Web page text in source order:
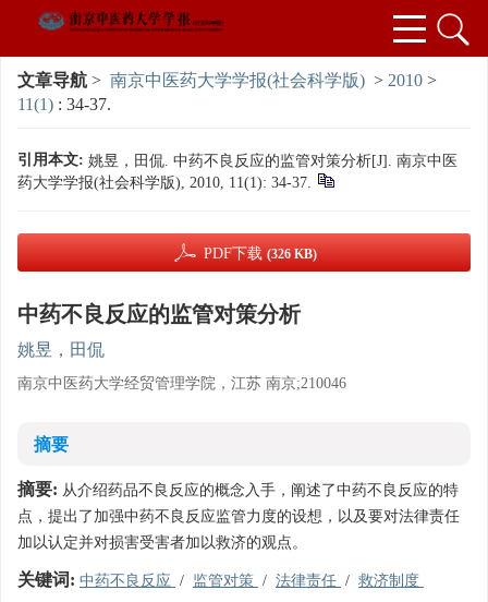
文章导航 > 南京中医药大学学报(社会科学版) > 2010 >
11(1) : 34-37.
引用本文: 姚昱，田侃. 中药不良反应的监管对策分析[J]. 南京中医
药大学学报(社会科学版), 2010, 11(1): 34-37.
PDF下载 (326 KB)
中药不良反应的监管对策分析
姚昱，田侃
南京中医药大学经贸管理学院，江苏 南京;210046
摘要
摘要: 从介绍药品不良反应的概念入手，阐述了中药不良反应的特
点，提出了加强中药不良反应监管力度的设想，以及要对法律责任
加以认定并对损害受害者加以救济的观点。
关键词: 中药不良反应 / 监管对策 / 法律责任 / 救济制度